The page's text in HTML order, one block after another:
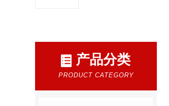
产品分类
PRODUCT CATEGORY